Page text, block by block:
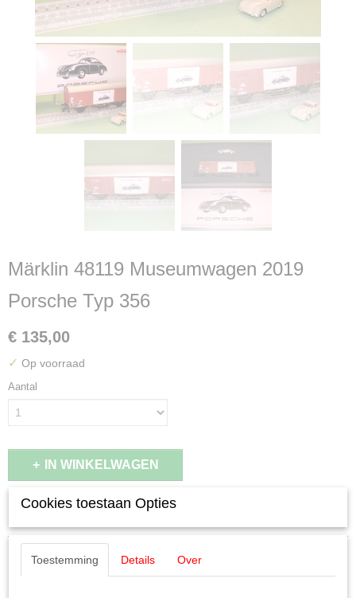
Märklin 48119 Museumwagen 2019
Porsche Typ 356
€ 135,00
✓ Op voorraad
Aantal
IN WINKELWAGEN
EAN code
4001883481197
Productcode leverancier
Omschrijving
Cookies toestaan Opties
Toestemming Details Over